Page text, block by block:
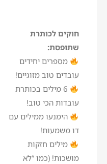
חוקים לכותרת
שתופסת:
מספרים יחידים
עובדים טוב מזוגיים!
6 מילים בכותרת
עובדות הכי טוב!
הימנעו ממילים עם
דו משמעות!
מילים חזקות
מושכות! (כמו “לא